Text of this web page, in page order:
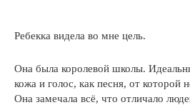
Ребекка видела во мне цель.
Она была королевой школы.
кожа и голос, как песня, от которой
Она замечала всё, что отличало